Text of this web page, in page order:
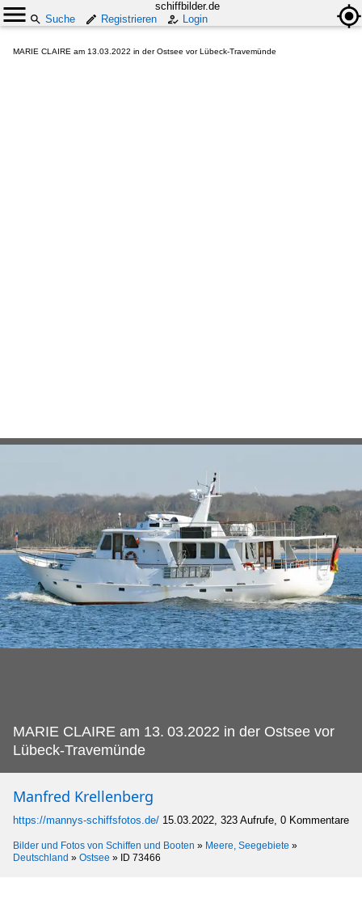
schiffbilder.de
Suche
Registrieren Login
MARIE CLAIRE am 13.03.2022 in der Ostsee vor Lübeck-Travemünde
MARIE CLAIRE am 13. 03.2022 in der Ostsee vor
Lübeck-Travemünde
Manfred Krellenberg
https://mannys-schiffsfotos.de/ 15.03.2022, 323 Aufrufe, 0 Kommentare
Bilder und Fotos von Schiffen und Booten » Meere, Seegebiete »
Deutschland » Ostsee » ID 73466